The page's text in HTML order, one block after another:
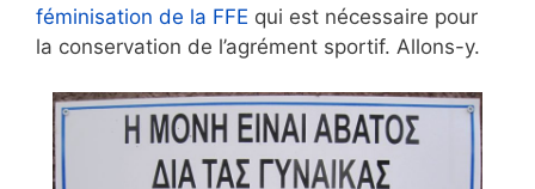
féminisation de la FFE qui est nécessaire pour
la conservation de l’agrément sportif. Allons-y.